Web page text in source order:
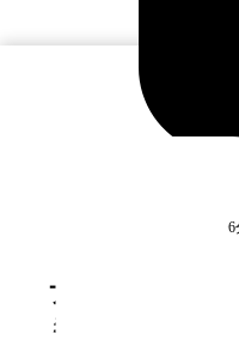
徒歩
プラザシティ新
ミ・評判